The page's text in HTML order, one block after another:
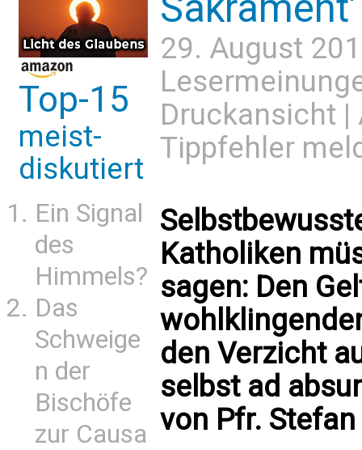
Top-15
meist-
diskutiert
Ein Signal
des
Himmels?
Das
Schweige
n der
Bischöfe
zur Causa
29. August
Druckansicht |
Tippfehler
Katholiken
sagen: Den
den Verzicht
selbst ad
von Pfr.